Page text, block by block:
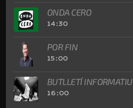
ONDA CERO
14:30
POR FIN
15:00
BUTLLETÍ INFORMATIU
16:00